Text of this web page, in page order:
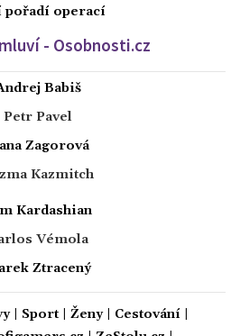
pořadí operací
- Osobnosti.cz
Babiš
Petr Pavel
Zagorová
Kazmitch
Kardashian
Vémola
Ztracený
| Sport| Ženy| Cestování|